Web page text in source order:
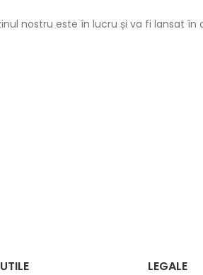
nostru este în lucru și va fi lansat în
UTILE LEGALE